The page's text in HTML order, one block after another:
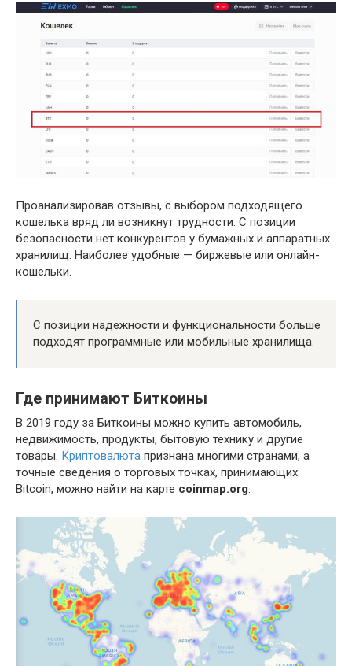
Проанализировав отзывы, с выбором подходящего
кошелька вряд ли возникнут трудности. С позиции
безопасности нет конкурентов у бумажных и аппаратных
хранилищ. Наиболее удобные — биржевые или онлайн-
кошельки.
С позиции надежности и функциональности больше
подходят программные или мобильные хранилища.
Где принимают Биткоины
В 2019 году за Биткоины можно купить автомобиль,
недвижимость, продукты, бытовую технику и другие
товары. Криптовалюта признана многими странами, а
точные сведения о торговых точках, принимающих
Bitcoin, можно найти на карте coinmap.org